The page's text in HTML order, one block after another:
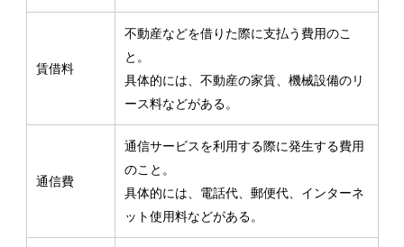
賃借料
不動産などを借りた際に支払う費用のこ
と。
具体的には、不動産の家賃、機械設備のリ
ース料などがある。
通信費
通信サービスを利用する際に発生する費用
のこと。
具体的には、電話代、郵便代、インターネ
ット使用料などがある。